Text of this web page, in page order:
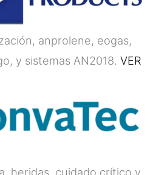
anprolene, eogas,
y sistemas AN2018. VER
heridas, cuidado crítico y